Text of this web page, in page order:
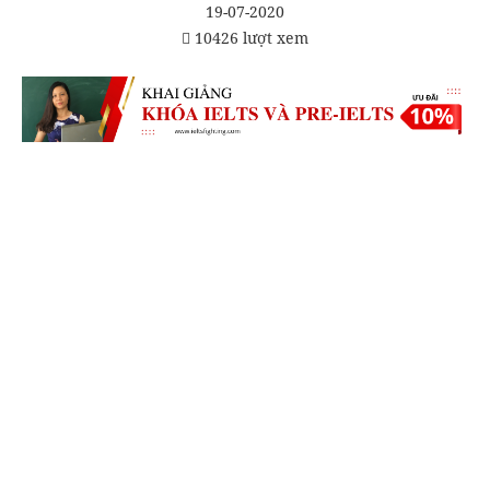
19-07-2020
10426 lượt xem